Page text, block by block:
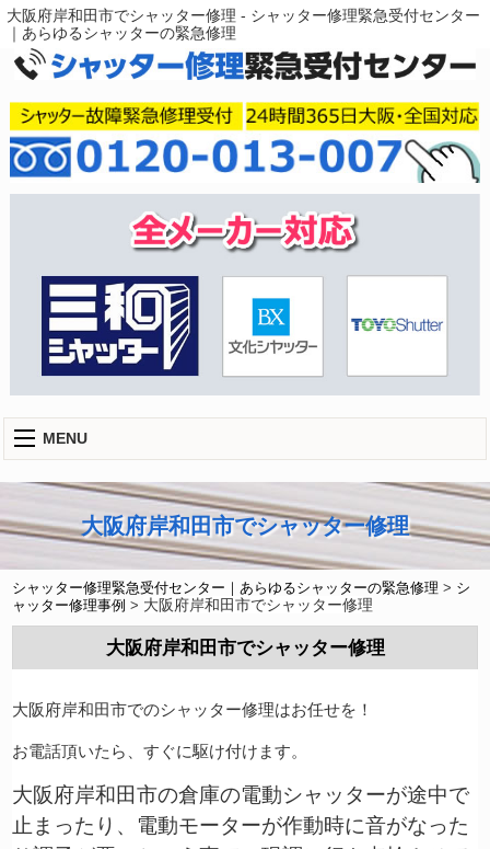
大阪府岸和田市でシャッター修理 - シャッター修理緊急受付センター
｜あらゆるシャッターの緊急修理
MENU
大阪府岸和田市でシャッター修理
シャッター修理緊急受付センター｜あらゆるシャッターの緊急修理 > シ
ャッター修理事例 > 大阪府岸和田市でシャッター修理
大阪府岸和田市でシャッター修理
大阪府岸和田市でのシャッター修理はお任せを！
お電話頂いたら、すぐに駆け付けます。
大阪府岸和田市の倉庫の電動シャッターが途中で
止まったり、電動モーターが作動時に音がなった